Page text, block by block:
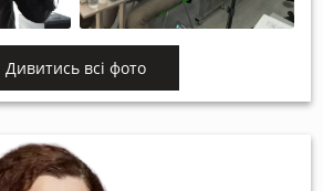
Дивитись всі фото